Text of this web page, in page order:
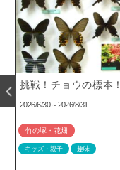
挑戦！チョウの標本！
2026/6/30～2026/8/31
竹の塚・花畑
キッズ・親子 趣味